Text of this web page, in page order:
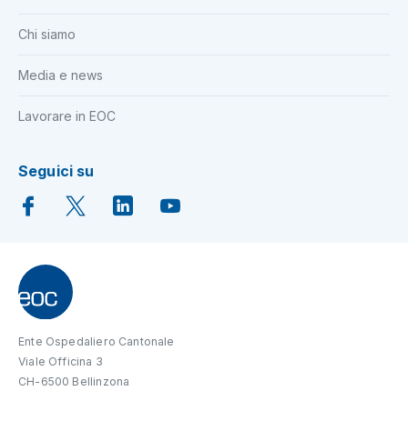
Chi siamo
Media e news
Lavorare in EOC
Seguici su
Ente Ospedaliero Cantonale
Viale Officina 3
CH-6500 Bellinzona